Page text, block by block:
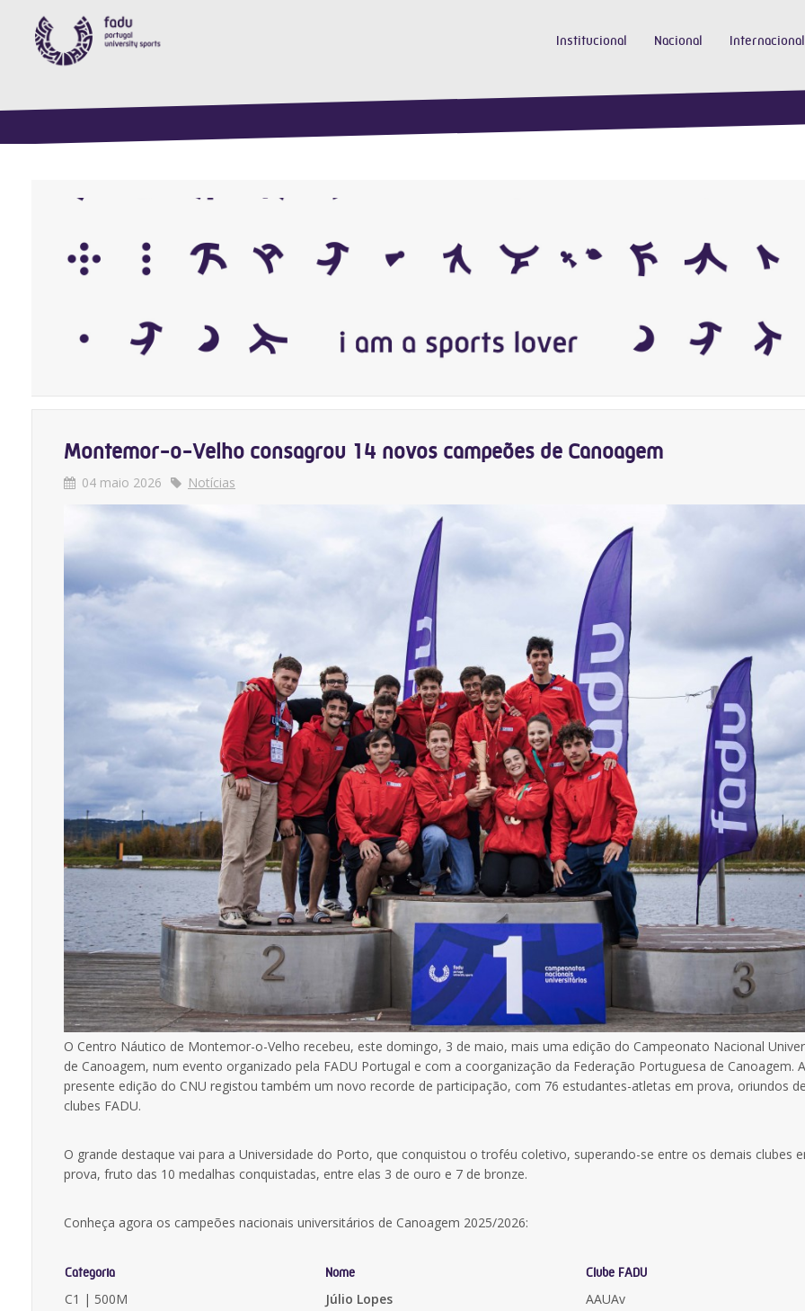
Institucional Nacional Internacional
Montemor-o-Velho consagrou 14 novos campeões de Canoagem
04 maio 2026 Notícias
O Centro Náutico de Montemor-o-Velho recebeu, este domingo, 3 de maio, mais uma edição do Campeonato Nacional
de Canoagem, num evento organizado pela FADU Portugal e com a coorganização da Federação Portuguesa de Canoagem. A
presente edição do CNU registou também um novo recorde de participação, com 76 estudantes-atletas em prova, oriundos
clubes FADU.
O grande destaque vai para a Universidade do Porto, que conquistou o troféu coletivo, superando-se entre os demais clubes
prova, fruto das 10 medalhas conquistadas, entre elas 3 de ouro e 7 de bronze.
Conheça agora os campeões nacionais universitários de Canoagem 2025/2026:
Categoria Nome Clube FADU
C1 | 500M Júlio Lopes
AAUAv